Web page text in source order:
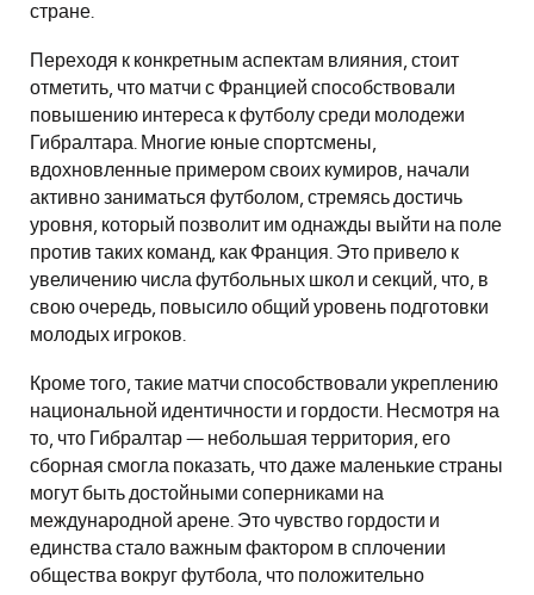
стране.
Переходя к конкретным аспектам влияния, стоит
отметить, что матчи с Францией способствовали
повышению интереса к футболу среди молодежи
Гибралтара. Многие юные спортсмены,
вдохновленные примером своих кумиров, начали
активно заниматься футболом, стремясь достичь
уровня, который позволит им однажды выйти на поле
против таких команд, как Франция. Это привело к
увеличению числа футбольных школ и секций, что, в
свою очередь, повысило общий уровень подготовки
молодых игроков.
Кроме того, такие матчи способствовали укреплению
национальной идентичности и гордости. Несмотря на
то, что Гибралтар — небольшая территория, его
сборная смогла показать, что даже маленькие страны
могут быть достойными соперниками на
международной арене. Это чувство гордости и
единства стало важным фактором в сплочении
общества вокруг футбола, что положительно